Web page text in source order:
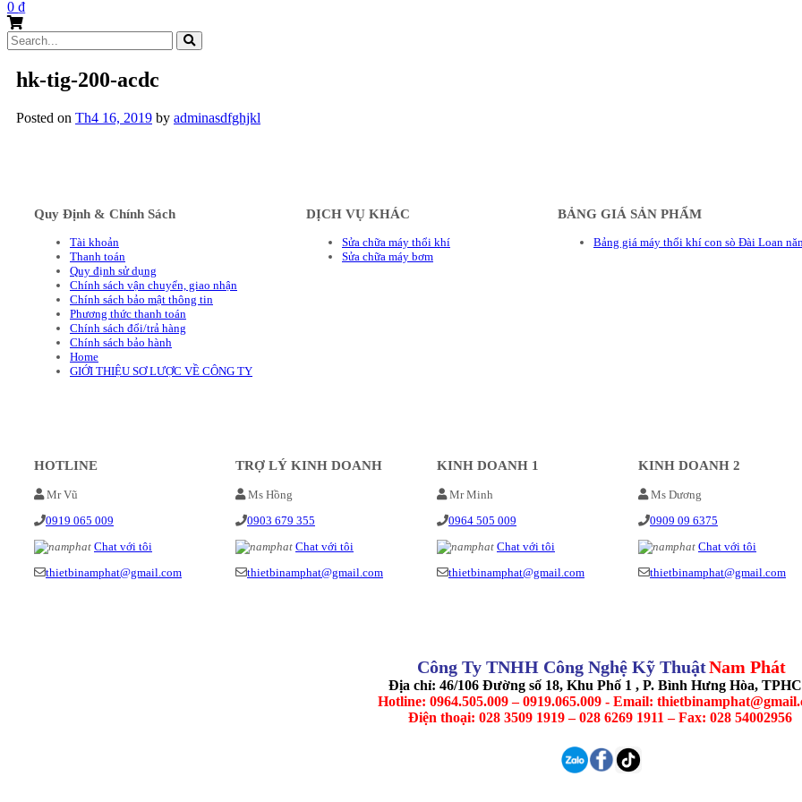
0 ₫
Search
for:
hk-tig-200-acdc
Posted on Th4 16, 2019 by adminasdfghjkl
Quy Định & Chính Sách
Tài khoản
Thanh toán
Quy định sử dụng
Chính sách vận chuyển, giao nhận
Chính sách bảo mật thông tin
Phương thức thanh toán
Chính sách đổi/trả hàng
Chính sách bảo hành
Home
GIỚI THIỆU SƠ LƯỢC VỀ CÔNG TY
DỊCH VỤ KHÁC
Sửa chữa máy thổi khí
Sửa chữa máy bơm
BẢNG GIÁ SẢN PHẨM
Bảng giá máy thổi khí con sò Đài Loan
HOTLINE
Mr Vũ
0919 065 009
Chat với tôi
thietbinamphat@gmail.com
TRỢ LÝ KINH DOANH
Ms Hồng
0903 679 355
Chat với tôi
thietbinamphat@gmail.com
KINH DOANH 1
Mr Minh
0964 505 009
Chat với tôi
thietbinamphat@gmail.com
KINH DOANH 2
Ms Dương
0909 09 6375
Chat với tôi
thietbinamphat@gmail.com
Công Ty TNHH Công Nghệ Kỹ ThuậtNam Phát
Địa chỉ: 46/106 Đường số 18, Khu Phố 1 , P. Bình Hưng Hòa,
Hotline: 0964.505.009 – 0919.065.009 - Email:
Điện thoại: 028 3509 1919 – 028 6269 1911 – Fax: 028 54002956